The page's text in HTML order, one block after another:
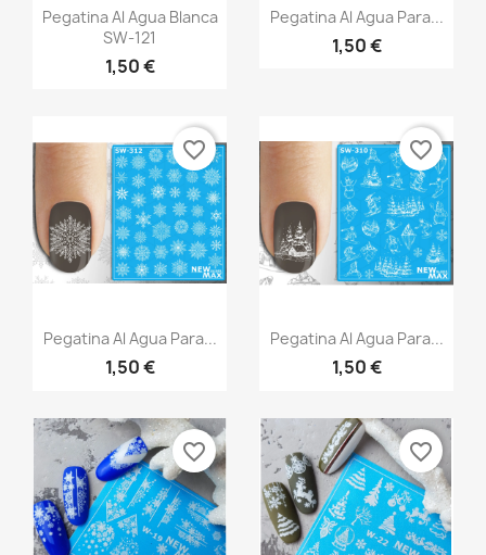
Vista rápida
Pegatina Al Agua Blanca
SW-121
1,50 €
Vista rápida
Pegatina Al Agua Para...
1,50 €
Vista rápida
Pegatina Al Agua Para...
1,50 €
favorite_border
Vista rápida
Pegatina Al Agua Para...
1,50 €
favorite_border
favorite_border favorite_border